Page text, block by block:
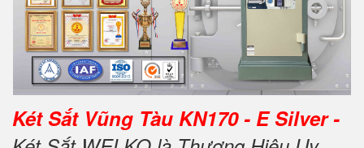
Két Sắt Vũng Tàu KN170 - E Silver -